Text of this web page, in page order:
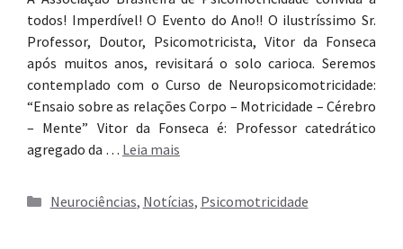
todos! Imperdível! O Evento do Ano!! O ilustríssimo Sr.
Professor, Doutor, Psicomotricista, Vitor da Fonseca
após muitos anos, revisitará o solo carioca. Seremos
contemplado com o Curso de Neuropsicomotricidade:
“Ensaio sobre as relações Corpo – Motricidade – Cérebro
– Mente” Vitor da Fonseca é: Professor catedrático
agregado da … Leia mais
Categorias
Neurociências, Notícias, Psicomotricidade